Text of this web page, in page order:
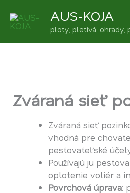
obsah
AUS-KOJA
ploty, pletivá, ohrady,
Zváraná sieť
Zváraná sieť
vhodná pre
pestovateľské
Používajú ju
oplotenie voliér a
Povrchová úprava: